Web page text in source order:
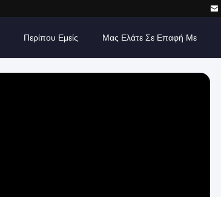
Περίπου Εμείς Μας Ελάτε Σε Επαφή Με